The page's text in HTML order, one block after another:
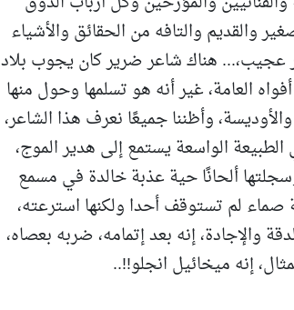
والقديم والتافه من الحقائق والأشياء
عجيب،... هناك شاعر ضرير كان يجوب بلاد
العامة، غير أنه هو تسلمها وحول منها
وأظننا جميعًا نعرف هذا الشاعر،
الواسعة يستمع إلى هدير الموج،
ألحانًا حية عذبة خالدة في مسمع
صماء لم تستوقف أحدا ولكنها استرعته،
والإجادة، إنه بعد إتمامه، ضربه بعصاه،
إنه ميخائيل انجلو!!..